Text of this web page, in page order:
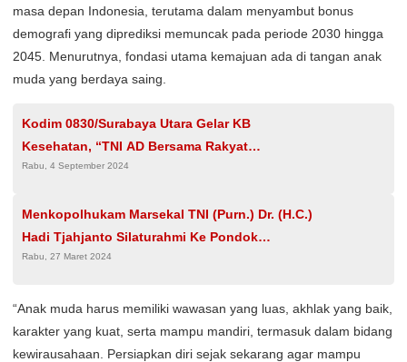
masa depan Indonesia, terutama dalam menyambut bonus
demografi yang diprediksi memuncak pada periode 2030 hingga
2045. Menurutnya, fondasi utama kemajuan ada di tangan anak
muda yang berdaya saing.
Kodim 0830/Surabaya Utara Gelar KB
Kesehatan, “TNI AD Bersama Rakyat
Wujudkan Keluarga Berencana Yang
Rabu, 4 September 2024
Menkopolhukam Marsekal TNI (Purn.) Dr. (H.C.)
Hadi Tjahjanto Silaturahmi Ke Pondok
Pesantren Tebuireng Dalam Rangka Safari
Rabu, 27 Maret 2024
“Anak muda harus memiliki wawasan yang luas, akhlak yang baik,
karakter yang kuat, serta mampu mandiri, termasuk dalam bidang
kewirausahaan. Persiapkan diri sejak sekarang agar mampu